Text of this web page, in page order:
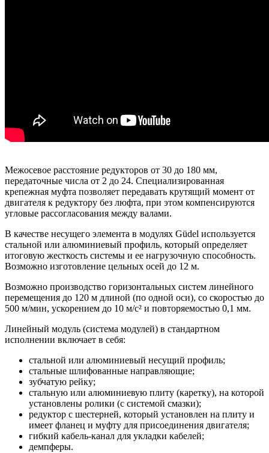
Межосевое расстояние редукторов от 30 до 180 мм,
передаточные числа от 2 до 24. Специализированная
крепежная муфта позволяет передавать крутящий момент от
двигателя к редуктору без люфта, при этом компенсируются
угловые рассогласования между валами.
В качестве несущего элемента в модулях Güdel используется
стальной или алюминиевый профиль, который определяет
итоговую жесткость системы и ее нагрузочную способность.
Возможно изготовление цельных осей до 12 м.
Возможно производство горизонтальных систем линейного
перемещения до 120 м длиной (по одной оси), со скоростью до
500 м/мин, ускорением до 10 м/c² и повторяемостью 0,1 мм.
Линейный модуль (система модулей) в стандартном
исполнении включает в себя:
стальной или алюминиевый несущий профиль;
стальные шлифованные направляющие;
зубчатую рейку;
стальную или алюминиевую плиту (каретку), на которой
установлены ролики (с системой смазки);
редуктор с шестерней, который установлен на плиту и
имеет фланец и муфту для присоединения двигателя;
гибкий кабель-канал для укладки кабелей;
демпферы.